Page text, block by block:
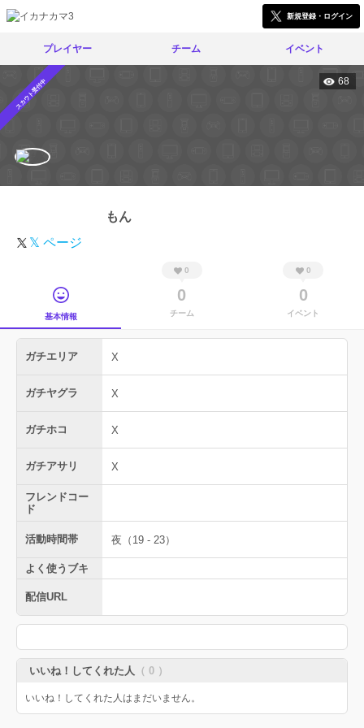
新規登録・ログイン
プレイヤー チーム イベント
スカウト受付中 68
もん
𝕏 ページ
基本情報
0
0
チーム
0
0
イベント
ガチエリア X
ガチヤグラ X
ガチホコ X
ガチアサリ X
フレンドコー
ド
活動時間帯 夜（19 - 23）
よく使うブキ
配信URL
いいね！してくれた人 （ 0 ）
いいね！してくれた人はまだいません。